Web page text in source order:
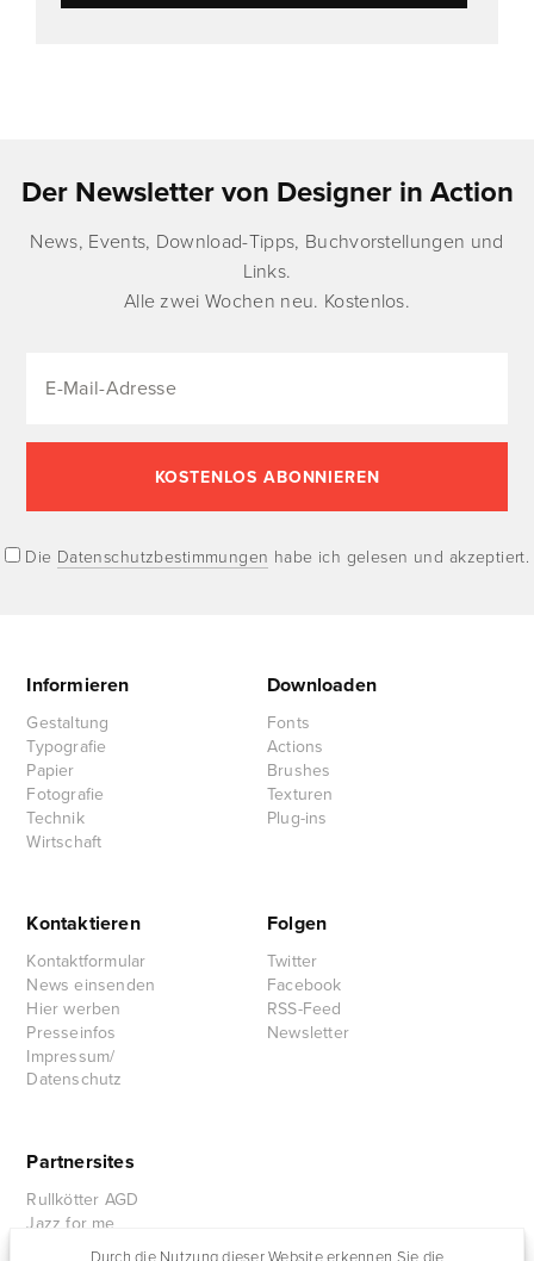
Der Newsletter von Designer in Action
News, Events, Download-Tipps, Buchvorstellungen und
Links.
Alle zwei Wochen neu. Kostenlos.
Die Datenschutzbestimmungen habe ich gelesen und akzeptiert.
Informieren
Gestaltung
Typografie
Papier
Fotografie
Technik
Wirtschaft
Downloaden
Fonts
Actions
Brushes
Texturen
Plug-ins
Kontaktieren
Kontaktformular
News einsenden
Hier werben
Presseinfos
Impressum/
Datenschutz
Folgen
Twitter
Facebook
RSS-Feed
Newsletter
Partnersites
Rullkötter AGD
Jazz for me